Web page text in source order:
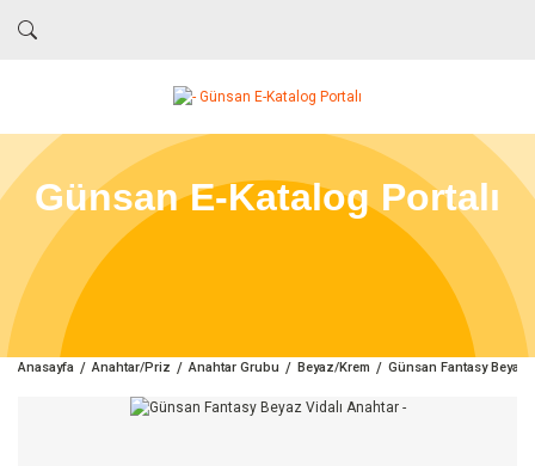
Günsan E-Katalog Portalı
Anasayfa Anahtar/Priz Anahtar Grubu Beyaz/Krem Günsan Fantasy Beyaz